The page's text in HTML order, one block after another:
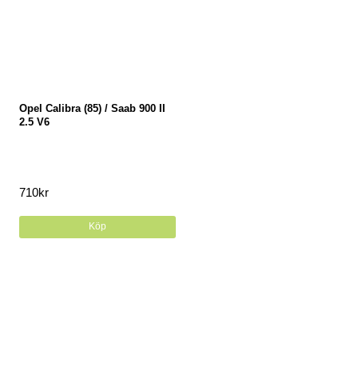
Opel Calibra (85) / Saab 900 II
2.5 V6
710kr
Köp